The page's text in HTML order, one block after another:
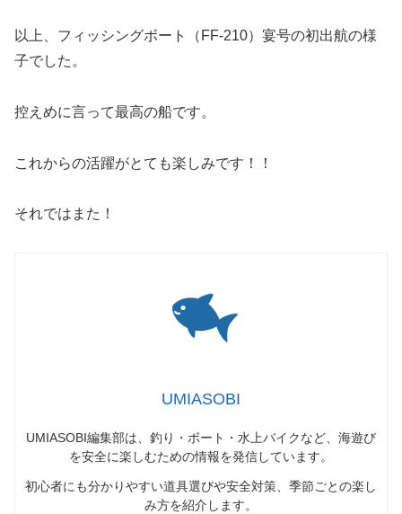
以上、フィッシングボート（FF-210）宴号の初出航の様
子でした。
控えめに言って最高の船です。
これからの活躍がとても楽しみです！！
それではまた！
UMIASOBI
UMIASOBI編集部は、釣り・ボート・水上バイクなど、海遊び
を安全に楽しむための情報を発信しています。
初心者にも分かりやすい道具選びや安全対策、季節ごとの楽し
み方を紹介します。